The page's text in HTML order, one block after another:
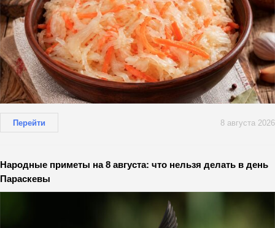
Перейти 8 августа 2026
Народные приметы на 8 августа: что нельзя делать в день
Параскевы